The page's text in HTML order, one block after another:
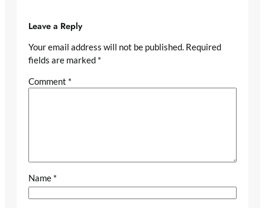
Leave a Reply
Your email address will not be published. Required
fields are marked *
Comment *
Name *